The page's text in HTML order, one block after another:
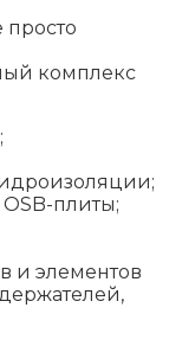
комплекс
плиты;
и элементов